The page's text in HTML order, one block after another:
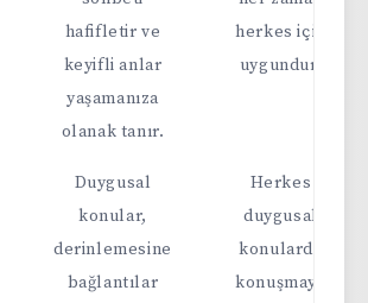
hafifletir ve
keyifli anlar
yaşamanıza
olanak tanır.
herkes için
uygundur.
Duygusal
konular,
derinlemesine
bağlantılar
Herkes
duygusal
konularda
konuşmaya